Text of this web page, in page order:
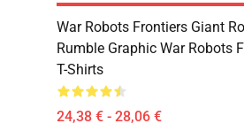
War Robots Frontiers Giant
Rumble Graphic War Robots
T-Shirts
24,38 € - 28,06 €